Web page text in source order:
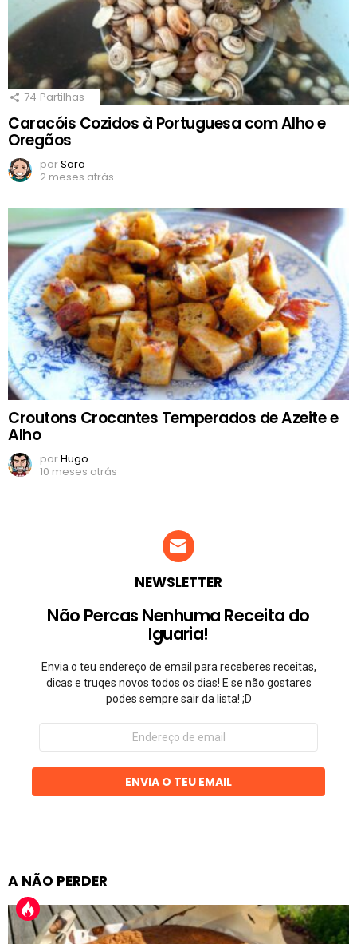
74 Partilhas
Caracóis Cozidos à Portuguesa com Alho e
Oregãos
porSara
2 meses atrás
Croutons Crocantes Temperados de Azeite e
Alho
porHugo
10 meses atrás
NEWSLETTER
Não Percas Nenhuma Receita do
Iguaria!
Envia o teu endereço de email para receberes receitas,
dicas e truqes novos todos os dias! E se não gostares
podes sempre sair da lista! ;D
Endereço
email
ENVIA O TEU EMAIL
A NÃO PERDER